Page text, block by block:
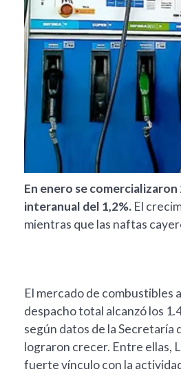
En enero se
interanual del 1,2%. El
mientras que las naftas
El mercado de combustibles
despacho total alcanzó los
según datos de la Secretaría
lograron crecer. Entre ellas,
fuerte vínculo con la